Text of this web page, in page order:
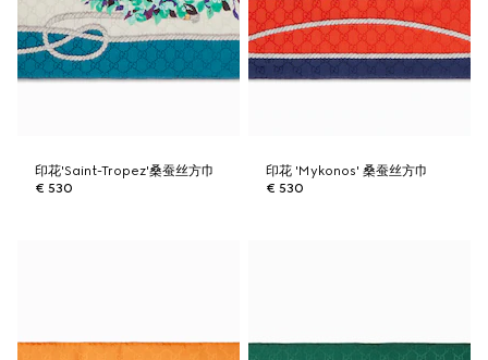
印花'Saint-Tropez'桑蚕丝方巾
€ 530
印花 'Mykonos' 桑蚕丝方巾
€ 530